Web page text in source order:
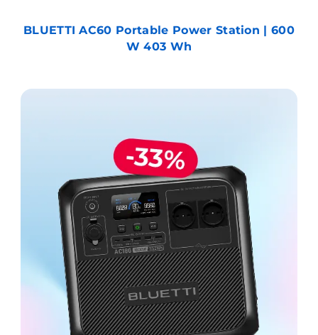
BLUETTI AC60 Portable Power Station | 600
W 403 Wh